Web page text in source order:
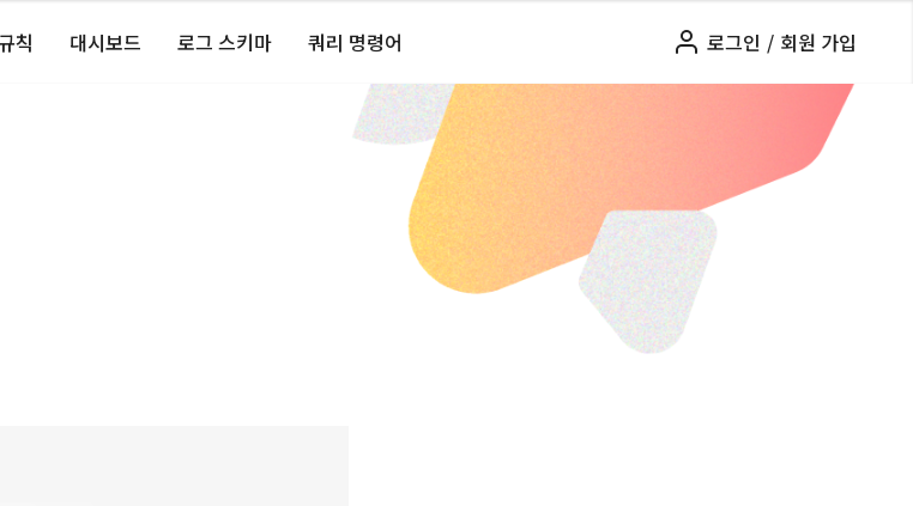
칙 대시보드 로그 스키마 쿼리 명령어 로그인 / 회원 가입